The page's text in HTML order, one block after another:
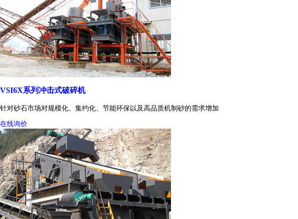
VSI6X系列冲击式破碎机
针对砂石市场对规模化、集约化、节能环保以及高品质机制砂的需求增加
在线询价